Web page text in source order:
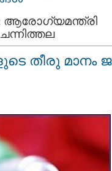
ആരോഗ്യമന്ത്രി
തീരു മാനം